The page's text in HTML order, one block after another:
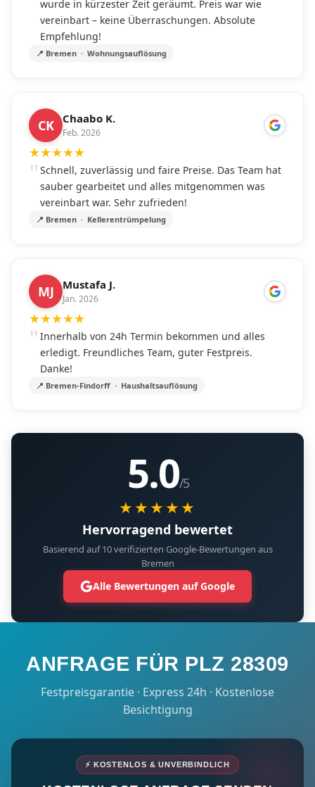
wurde in kürzester Zeit geräumt. Preis war wie
vereinbart – keine Überraschungen. Absolute
Empfehlung!
📍 Bremen · Wohnungsauflösung
CK Chaabo K.
Feb. 2026
★★★★★
Schnell, zuverlässig und faire Preise. Das Team hat
sauber gearbeitet und alles mitgenommen was
vereinbart war. Sehr zufrieden!
📍 Bremen · Kellerentrümpelung
MJ Mustafa J.
Jan. 2026
★★★★★
Innerhalb von 24h Termin bekommen und alles
erledigt. Freundliches Team, guter Festpreis.
Danke!
📍 Bremen-Findorff · Haushaltsauflösung
5.0/5
★★★★★
Hervorragend bewertet
Basierend auf 10 verifizierten Google-Bewertungen aus
Bremen
Alle Bewertungen auf Google
ANFRAGE FÜR PLZ 28309
Festpreisgarantie · Express 24h · Kostenlose
Besichtigung
⚡ KOSTENLOS & UNVERBINDLICH